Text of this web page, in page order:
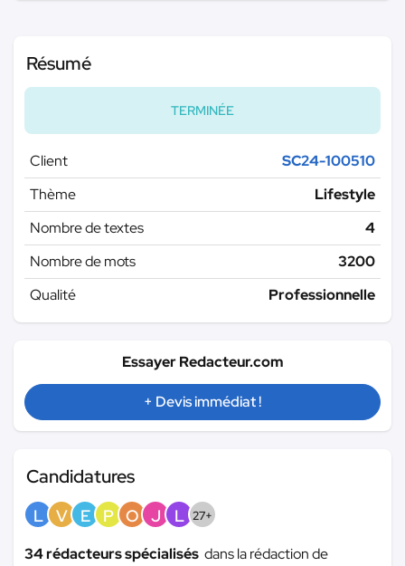
Résumé
TERMINÉE
Client
SC24-100510
Thème
Lifestyle
Nombre de textes
4
Nombre de mots
3200
Qualité
Professionnelle
Essayer Redacteur.com
+ Devis immédiat !
Candidatures
L V E P O J L 27+
34 rédacteurs spécialisés dans la rédaction de